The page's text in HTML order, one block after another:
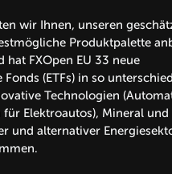
wir Ihnen, unseren
Produktpalette
hat FXOpen EU 33 neue
(ETFs) in so
Technologien
für Elektroautos), Mineral und
und alternativer